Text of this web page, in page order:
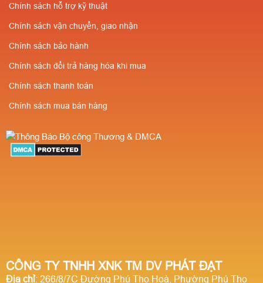
CÔNG TY TNHH XNK TM DV PHÁT ĐẠT
Địa chỉ: 266/8/7C Đường Phú Thọ Hoà, Phường Phú Thọ
Chính sách hỗ trợ kỹ thuật
Chính sách vận chuyển, giao nhận
Chính sách bảo hành
Chính sách đổi trả hàng hóa khi mua
Chính sách thanh toán
Chính sách mua bán hàng